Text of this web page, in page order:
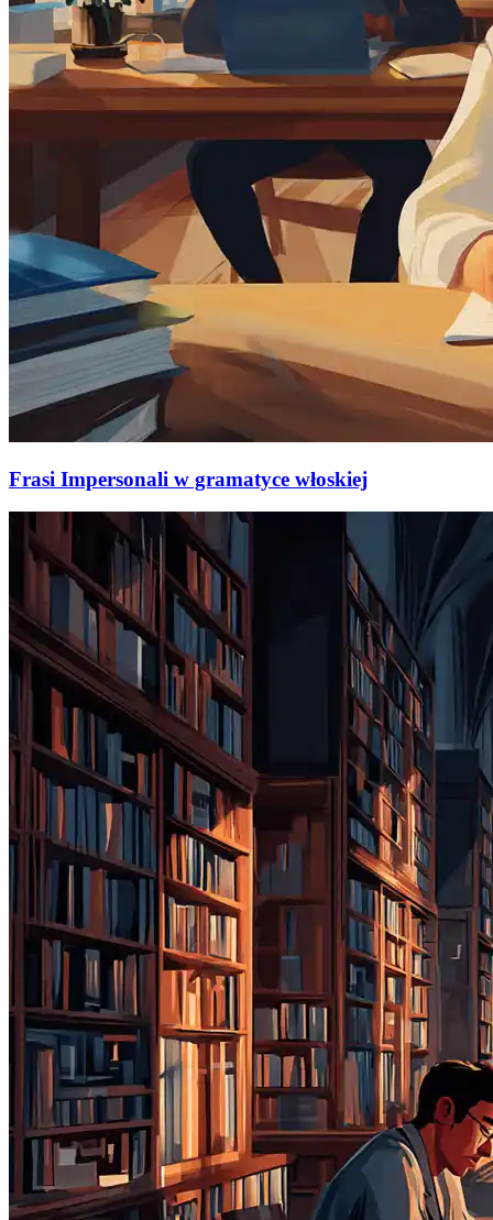
Frasi Impersonali w gramatyce włoskiej